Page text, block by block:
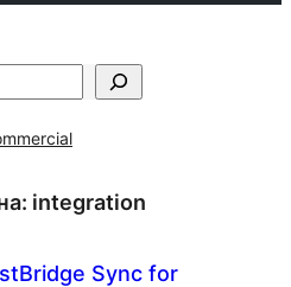
integration
Sync for